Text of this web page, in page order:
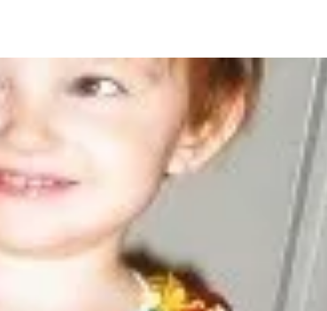
Pszczoła i kwitnący ul